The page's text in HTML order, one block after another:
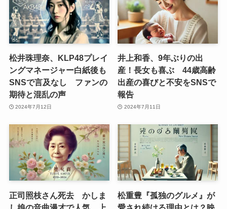
松井珠理奈、KLP48プレイ
ングマネージャー白紙後も
SNSで言及なし ファンの
期待と混乱の声
2024年7月12日
井上和香、9年ぶりの出
産！長女も喜ぶ 44歳高齢
出産の喜びと不安をSNSで
報告
2024年7月11日
正司照枝さん死去 かしま
松重豊『孤独のグルメ』が